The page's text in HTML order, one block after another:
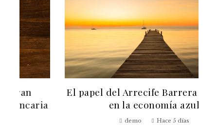
El papel del Arrecife Barrera de Belice
en la economía azul
Hace 5 días